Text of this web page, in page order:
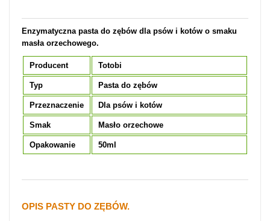
Enzymatyczna pasta do zębów dla psów i kotów o smaku
masła orzechowego.
Producent Totobi
Typ Pasta do zębów
Przeznaczenie Dla psów i kotów
Smak Masło orzechowe
Opakowanie 50ml
OPIS PASTY DO ZĘBÓW.